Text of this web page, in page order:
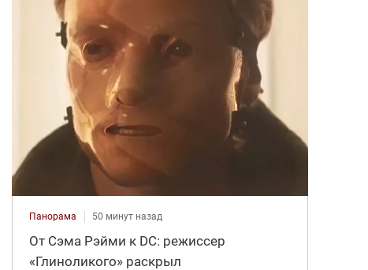
Панорама 50 минут назад
От Сэма Рэйми к DC: режиссер
«Глиноликого» раскрыл